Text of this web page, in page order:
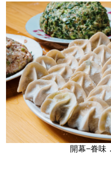
開幕−眷味